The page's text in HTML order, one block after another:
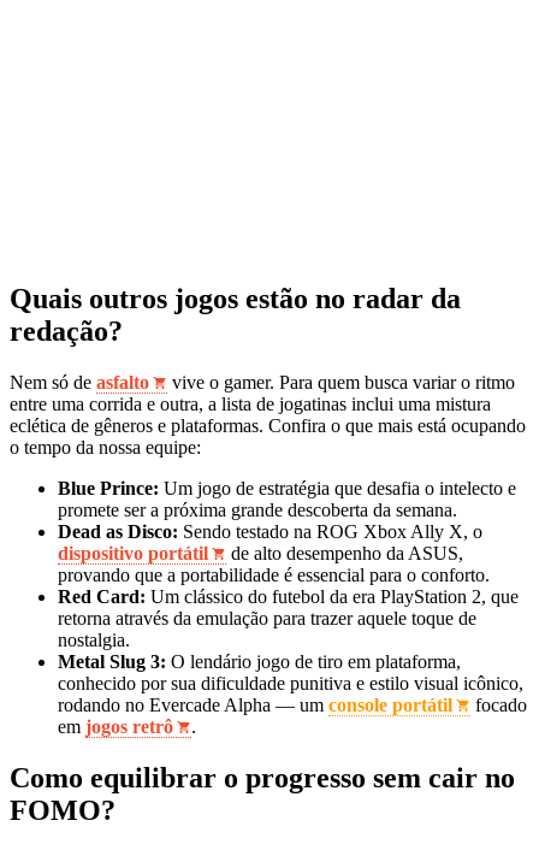
Quais outros jogos estão no radar da
redação?
Nem só de asfalto
vive o gamer. Para quem busca variar o ritmo
entre uma corrida e outra, a lista de jogatinas inclui uma mistura
eclética de gêneros e plataformas. Confira o que mais está ocupando
o tempo da nossa equipe:
Blue Prince: Um jogo de estratégia que desafia o intelecto e
promete ser a próxima grande descoberta da semana.
Dead as Disco: Sendo testado na ROG Xbox Ally X, o
dispositivo portátil
de alto desempenho da ASUS,
provando que a portabilidade é essencial para o conforto.
Red Card: Um clássico do futebol da era PlayStation 2, que
retorna através da emulação para trazer aquele toque de
nostalgia.
Metal Slug 3: O lendário jogo de tiro em plataforma,
conhecido por sua dificuldade punitiva e estilo visual icônico,
rodando no Evercade Alpha — um console portátil
focado
em jogos retrô .
Como equilibrar o progresso sem cair no
FOMO?